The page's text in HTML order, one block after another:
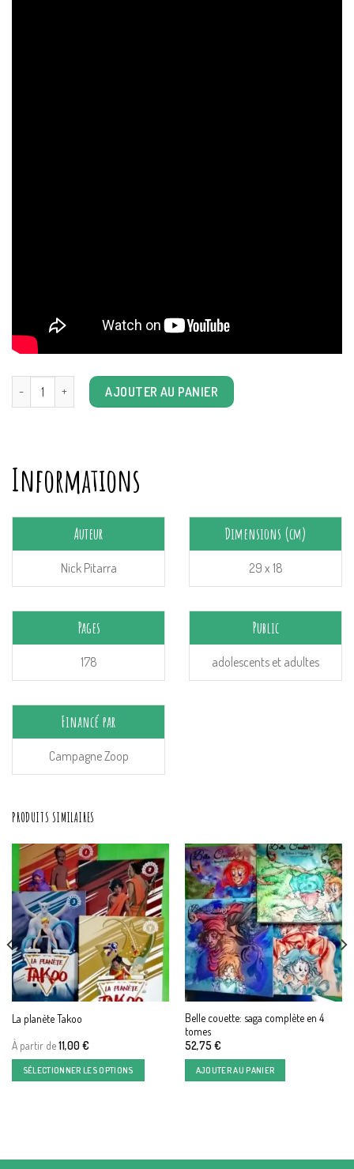
quantité de Ax-Wileder Jon (book one, signé) (VO)
AJOUTER AU PANIER
Informations
Auteur
Nick Pitarra
Dimensions (cm)
29 x 18
Pages
178
Public
adolescents et adultes
Financé par
Campagne Zoop
PRODUITS SIMILAIRES
La planète Takoo
À partir de11,00€
SÉLECTIONNER LES OPTIONS
Belle couette: saga complète en 4
tomes
52,75 €
AJOUTER AU PANIER